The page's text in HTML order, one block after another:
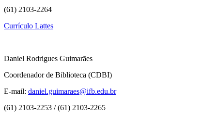
(61) 2103-2264
Currículo Lattes
Daniel Rodrigues Guimarães
Coordenador de Biblioteca (CDBI)
E-mail: daniel.guimaraes@ifb.edu.br
(61) 2103-2253 / (61) 2103-2265